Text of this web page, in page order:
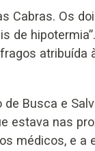
Cabras. Os
de
atribuída
Busca e
estava nas
médicos, e